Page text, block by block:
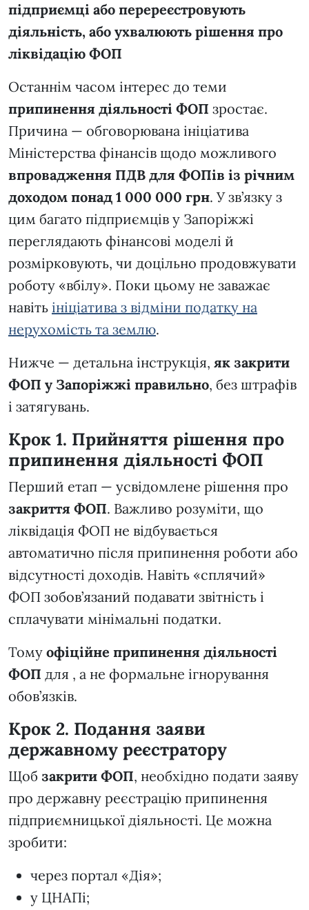
підприємці або перереєстровують
діяльність, або ухвалюють рішення про
ліквідацію ФОП
Останнім часом інтерес до теми
припинення діяльності ФОП зростає.
Причина — обговорювана ініціатива
Міністерства фінансів щодо можливого
впровадження ПДВ для ФОПів із річним
доходом понад 1 000 000 грн. У зв’язку з
цим багато підприємців у Запоріжжі
переглядають фінансові моделі й
розмірковують, чи доцільно продовжувати
роботу «вбілу». Поки цьому не заважає
навіть ініціатива з відміни податку на
нерухомість та землю.
Нижче — детальна інструкція, як закрити
ФОП у Запоріжжі правильно, без штрафів
і затягувань.
Крок 1. Прийняття рішення про
припинення діяльності ФОП
Перший етап — усвідомлене рішення про
закриття ФОП. Важливо розуміти, що
ліквідація ФОП не відбувається
автоматично після припинення роботи або
відсутності доходів. Навіть «сплячий»
ФОП зобов’язаний подавати звітність і
сплачувати мінімальні податки.
Тому офіційне припинення діяльності
ФОП для , а не формальне ігнорування
обов’язків.
Крок 2. Подання заяви
державному реєстратору
Щоб закрити ФОП, необхідно подати заяву
про державну реєстрацію припинення
підприємницької діяльності. Це можна
зробити:
через портал «Дія»;
у ЦНАПі;